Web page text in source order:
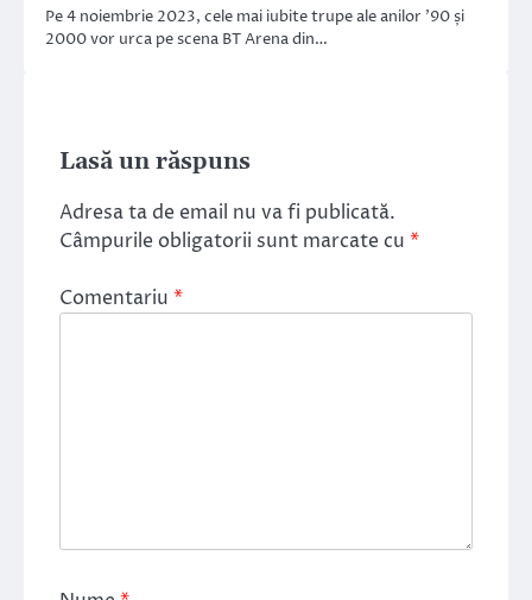
Pe 4 noiembrie 2023, cele mai iubite trupe ale anilor ’90 și
2000 vor urca pe scena BT Arena din…
Lasă un răspuns
Adresa ta de email nu va fi publicată.
Câmpurile obligatorii sunt marcate cu *
Comentariu *